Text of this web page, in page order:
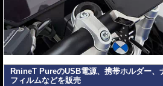
RnineT PureのUSB電源、携帯ホルダー、
フィルムなどを販売